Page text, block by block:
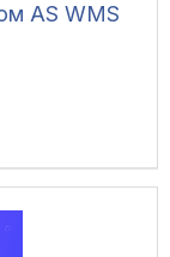
AS WMS